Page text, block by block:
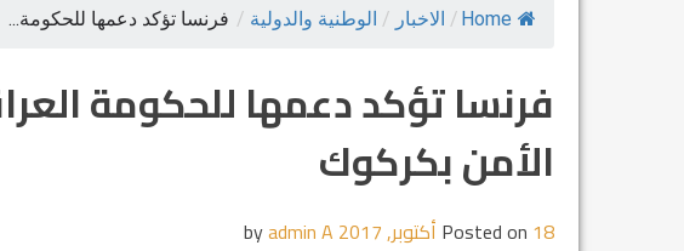
Home
/ الاخبار / الوطنية والدولية / فرنسا تؤكد دعمها للحكومة...
فرنسا تؤكد دعمها للحكومة
الأمن بكركوك
Posted on 18 أكتوبر, 2017 admin A